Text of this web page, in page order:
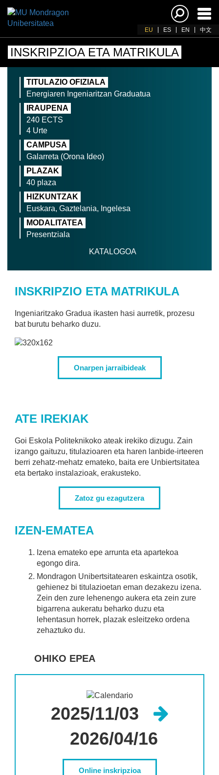
EU ES EN 中文
INSKRIPZIOA ETA MATRIKULA
TITULAZIO OFIZIALA
Energiaren Ingeniaritzan Graduatua
IRAUPENA
240 ECTS
4 Urte
CAMPUSA
Galarreta (Orona Ideo)
PLAZAK
40 plaza
HIZKUNTZAK
Euskara, Gaztelania, Ingelesa
MODALITATEA
Presentziala
KATALOGOA
INSKRIPZIO ETA MATRIKULA
Ingeniaritzako Gradua ikasten hasi aurretik, prozesu
bat burutu beharko duzu.
Onarpen jarraibideak
ATE IREKIAK
Goi Eskola Politeknikoko ateak irekiko dizugu. Zain
izango gaituzu, titulazioaren eta haren lanbide-irteeren
berri zehatz-mehatz emateko, baita ere Unbiertsitatea
eta bertako instalazioak, erakusteko.
Zatoz gu ezagutzera
IZEN-EMATEA
Izena emateko epe arrunta eta apartekoa
egongo dira.
Mondragon Unibertsitatearen eskaintza osotik,
gehienez bi titulazioetan eman dezakezu izena.
Zein den zure lehenengo aukera eta zein zure
bigarrena aukeratu beharko duzu eta
lehentasun horrek, plazak esleitzeko ordena
zehaztuko du.
OHIKO EPEA
2025/11/03
2026/04/16
Online inskripzioa